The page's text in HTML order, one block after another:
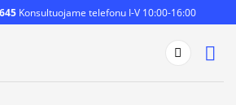
Konsultuojame telefonu I-V 10:00-16:00